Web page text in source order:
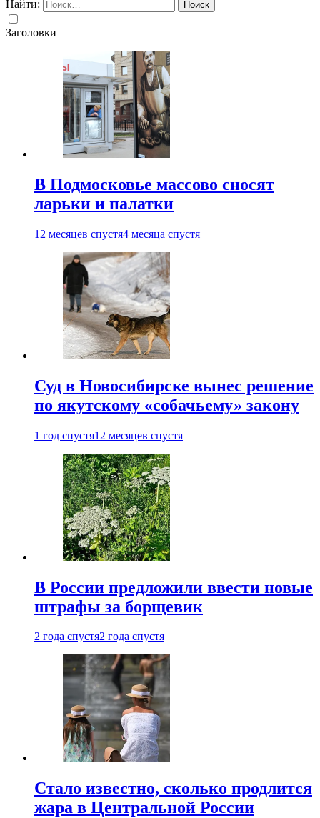
Найти:
Заголовки
В Подмосковье массово сносят
ларьки и палатки
12 месяцев спустя4 месяца спустя
Суд в Новосибирске вынес решение
по якутскому «собачьему» закону
1 год спустя12 месяцев спустя
В России предложили ввести новые
штрафы за борщевик
2 года спустя2 года спустя
Стало известно, сколько продлится
жара в Центральной России